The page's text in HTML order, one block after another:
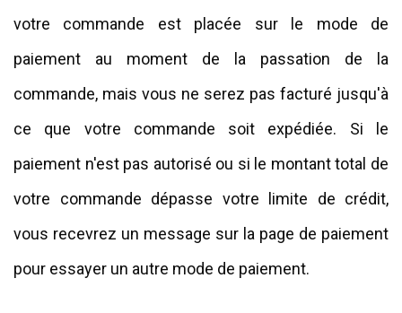
votre commande est placée sur le mode de
paiement au moment de la passation de la
commande, mais vous ne serez pas facturé jusqu'à
ce que votre commande soit expédiée. Si le
paiement n'est pas autorisé ou si le montant total de
votre commande dépasse votre limite de crédit,
vous recevrez un message sur la page de paiement
pour essayer un autre mode de paiement.